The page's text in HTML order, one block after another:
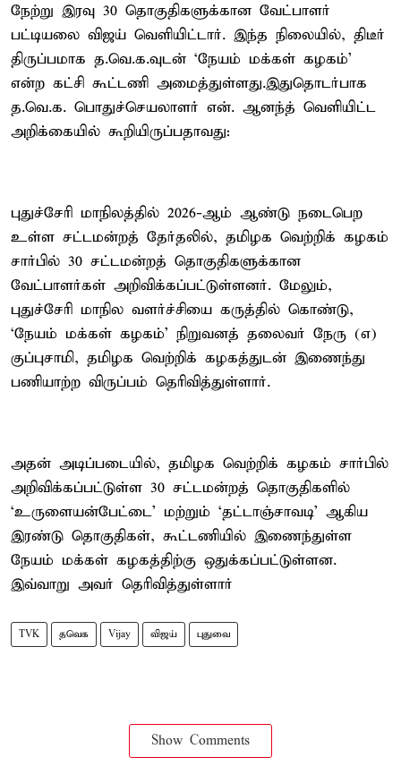
நேற்று இரவு 30 தொகுதிகளுக்கான வேட்பாளர்
பட்டியலை விஜய் வெளியிட்டார். இந்த நிலையில், திடீர்
திருப்பமாக த.வெ.க.வுடன் ‘நேயம் மக்கள் கழகம்’
என்ற கட்சி கூட்டணி அமைத்துள்ளது.இதுதொடர்பாக
த.வெ.க. பொதுச்செயலாளர் என். ஆனந்த் வெளியிட்ட
அறிக்கையில் கூறியிருப்பதாவது:
புதுச்சேரி மாநிலத்தில் 2026-ஆம் ஆண்டு நடைபெற
உள்ள சட்டமன்றத் தேர்தலில், தமிழக வெற்றிக் கழகம்
சார்பில் 30 சட்டமன்றத் தொகுதிகளுக்கான
வேட்பாளர்கள் அறிவிக்கப்பட்டுள்ளனர். மேலும்,
புதுச்சேரி மாநில வளர்ச்சியை கருத்தில் கொண்டு,
‘நேயம் மக்கள் கழகம்’ நிறுவனத் தலைவர் நேரு (எ)
குப்புசாமி, தமிழக வெற்றிக் கழகத்துடன் இணைந்து
பணியாற்ற விருப்பம் தெரிவித்துள்ளார்.
அதன் அடிப்படையில், தமிழக வெற்றிக் கழகம் சார்பில்
அறிவிக்கப்பட்டுள்ள 30 சட்டமன்றத் தொகுதிகளில்
‘உருளையன்பேட்டை’ மற்றும் ‘தட்டாஞ்சாவடி’ ஆகிய
இரண்டு தொகுதிகள், கூட்டணியில் இணைந்துள்ள
நேயம் மக்கள் கழகத்திற்கு ஒதுக்கப்பட்டுள்ளன.
இவ்வாறு அவர் தெரிவித்துள்ளார்
TVK தவெக Vijay விஜய் புதுவை
Show Comments